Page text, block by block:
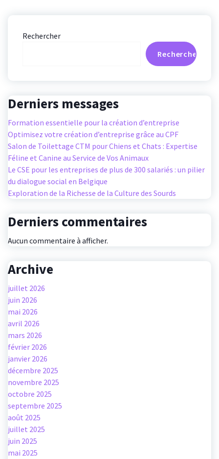
Rechercher
Rechercher
Derniers messages
Formation essentielle pour la création d’entreprise
Optimisez votre création d’entreprise grâce au CPF
Salon de Toilettage CTM pour Chiens et Chats : Expertise
Féline et Canine au Service de Vos Animaux
Le CSE pour les entreprises de plus de 300 salariés : un pilier
du dialogue social en Belgique
Exploration de la Richesse de la Culture des Sourds
Derniers commentaires
Aucun commentaire à afficher.
Archive
juillet 2026
juin 2026
mai 2026
avril 2026
mars 2026
février 2026
janvier 2026
décembre 2025
novembre 2025
octobre 2025
septembre 2025
août 2025
juillet 2025
juin 2025
mai 2025